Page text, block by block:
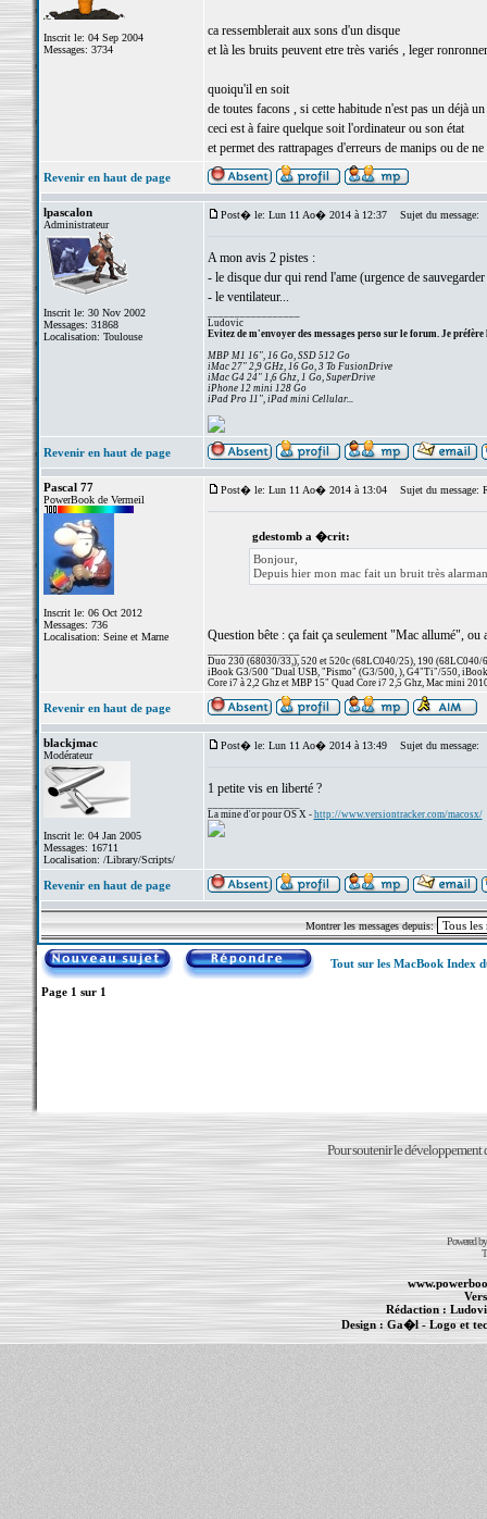
Inscrit le: 04 Sep 2004
Messages: 3734
ca ressemblerait aux sons d'un disque
et là les bruits peuvent etre très variés , leger
quoiqu'il en soit
de toutes facons , si cette habitude n'est pas un déjà
ceci est à faire quelque soit l'ordinateur ou son état
et permet des rattrapages d'erreurs de manips ou de
Revenir en haut de page
lpascalon
Administrateur
Inscrit le: 30 Nov 2002
Messages: 31868
Localisation: Toulouse
Post� le: Lun 11 Ao� 2014 à 12:37 Sujet du message:
A mon avis 2 pistes :
- le disque dur qui rend l'ame (urgence de
- le ventilateur...
Ludovic
Evitez de m'envoyer des messages perso sur le forum. Je préfère
MBP M1 16", 16 Go, SSD 512 Go
iMac 27" 2,9 GHz, 16 Go, 3 To FusionDrive
iMac G4 24" 1,6 Ghz, 1 Go, SuperDrive
iPhone 12 mini 128 Go
iPad Pro 11", iPad mini Cellular...
Revenir en haut de page
Pascal 77
PowerBook de Vermeil
Inscrit le: 06 Oct 2012
Messages: 736
Localisation: Seine et Marne
Post� le: Lun 11 Ao� 2014 à 13:04 Sujet du message:
gdestomb a �crit:
Bonjour,
Depuis hier mon mac fait un bruit très
Question bête : ça fait ça seulement "Mac allumé", ou
Duo 230 (68030/33,), 520 et 520c (68LC040/25), 190 (68LC040/
iBook G3/500 "Dual USB, "Pismo" (G3/500, ), G4"Ti"/550,
Core i7 à 2,2 Ghz et MBP 15" Quad Core i7 2,5 Ghz, Mac mini
Revenir en haut de page
blackjmac
Modérateur
Inscrit le: 04 Jan 2005
Messages: 16711
Localisation: /Library/Scripts/
Post� le: Lun 11 Ao� 2014 à 13:49 Sujet du message:
1 petite vis en liberté ?
La mine d'or pour OS X - http://www.versiontracker.com/macosx/
Revenir en haut de page
Montrer les messages depuis:
Tout sur les MacBook Index
Page 1 sur 1
Pour soutenir le développement
Powered
Rédaction :
Design : Ga�l- Logo et